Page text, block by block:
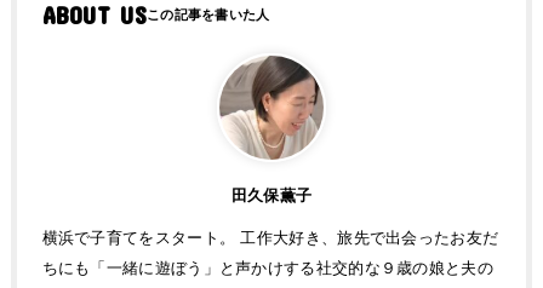
ABOUT US
田久保薫子
横浜で子育てをスタート。 工作大好き、旅先で出会ったお友だ
ちにも「一緒に遊ぼう」と声かけする社交的な９歳の娘と夫の